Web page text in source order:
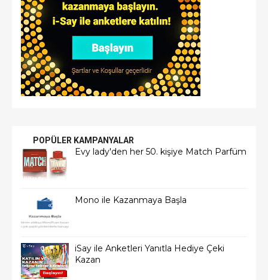
POPÜLER KAMPANYALAR
Evy lady'den her 50. kişiye Match Parfüm
Mono ile Kazanmaya Başla
iSay ile Anketleri Yanıtla Hediye Çeki
Kazan